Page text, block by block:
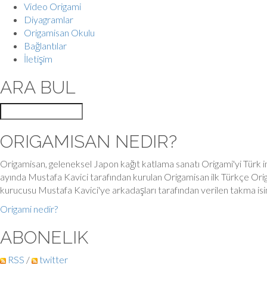
Video Origami
Diyagramlar
Origamisan Okulu
Bağlantılar
İletişim
ARA BUL
ORIGAMISAN NEDIR?
Origamisan, geleneksel Japon kağıt katlama sanatı Origami'yi Türk
ayında Mustafa Kavici tarafından kurulan Origamisan ilk Türkçe
kurucusu Mustafa Kavici'ye arkadaşları tarafından verilen takma
Origami nedir?
ABONELIK
RSS / twitter